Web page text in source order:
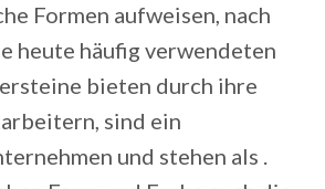
Formen aufweisen, nach
heute häufig verwendeten
bieten durch ihre
sind ein
und stehen als .